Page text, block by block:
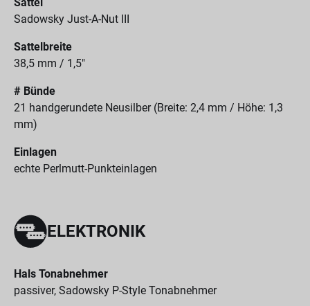
Sadowsky Just-A-Nut III
Sattelbreite
38,5 mm / 1,5"
# Bünde
21 handgerundete Neusilber (Breite: 2,4 mm / Höhe: 1,3
mm)
Einlagen
echte Perlmutt-Punkteinlagen
ELEKTRONIK
Hals Tonabnehmer
passiver, Sadowsky P-Style Tonabnehmer